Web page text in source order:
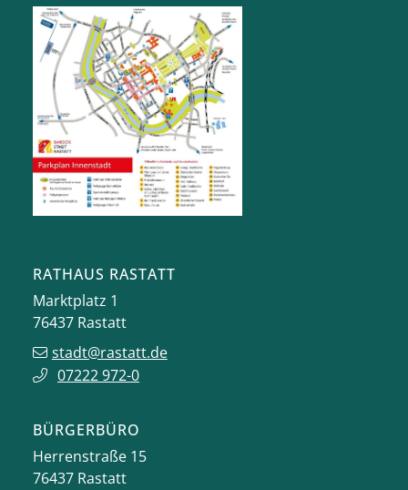
RATHAUS RASTATT
Marktplatz 1
76437 Rastatt
stadt@rastatt.de
07222 972-0
BÜRGERBÜRO
Herrenstraße 15
76437 Rastatt